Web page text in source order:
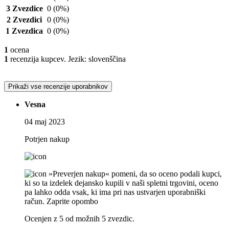
3 Zvezdice 0 (0%)
2 Zvezdici 0 (0%)
1 Zvezdica 0 (0%)
1 ocena
1 recenzija kupcev. Jezik: slovenščina
Prikaži vse recenzije uporabnikov
Vesna
04 maj 2023
Potrjen nakup
»Preverjen nakup« pomeni, da so oceno podali kupci,
ki so ta izdelek dejansko kupili v naši spletni trgovini, oceno
pa lahko odda vsak, ki ima pri nas ustvarjen uporabniški
račun. Zaprite opombo
Ocenjen z 5 od možnih 5 zvezdic.